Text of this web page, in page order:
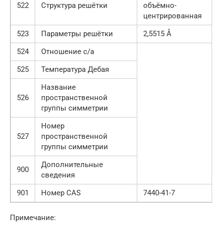
522 Структура решётки
объёмно-
центрированная
523
Параметры решётки
2,5515 Å
524
Отношение c/a
525
Температура Дебая
526
Название
пространственной
группы симметрии
527
Номер
пространственной
группы симметрии
900
Дополнительные
сведения
901
Номер CAS 7440-41-7
Примечание: